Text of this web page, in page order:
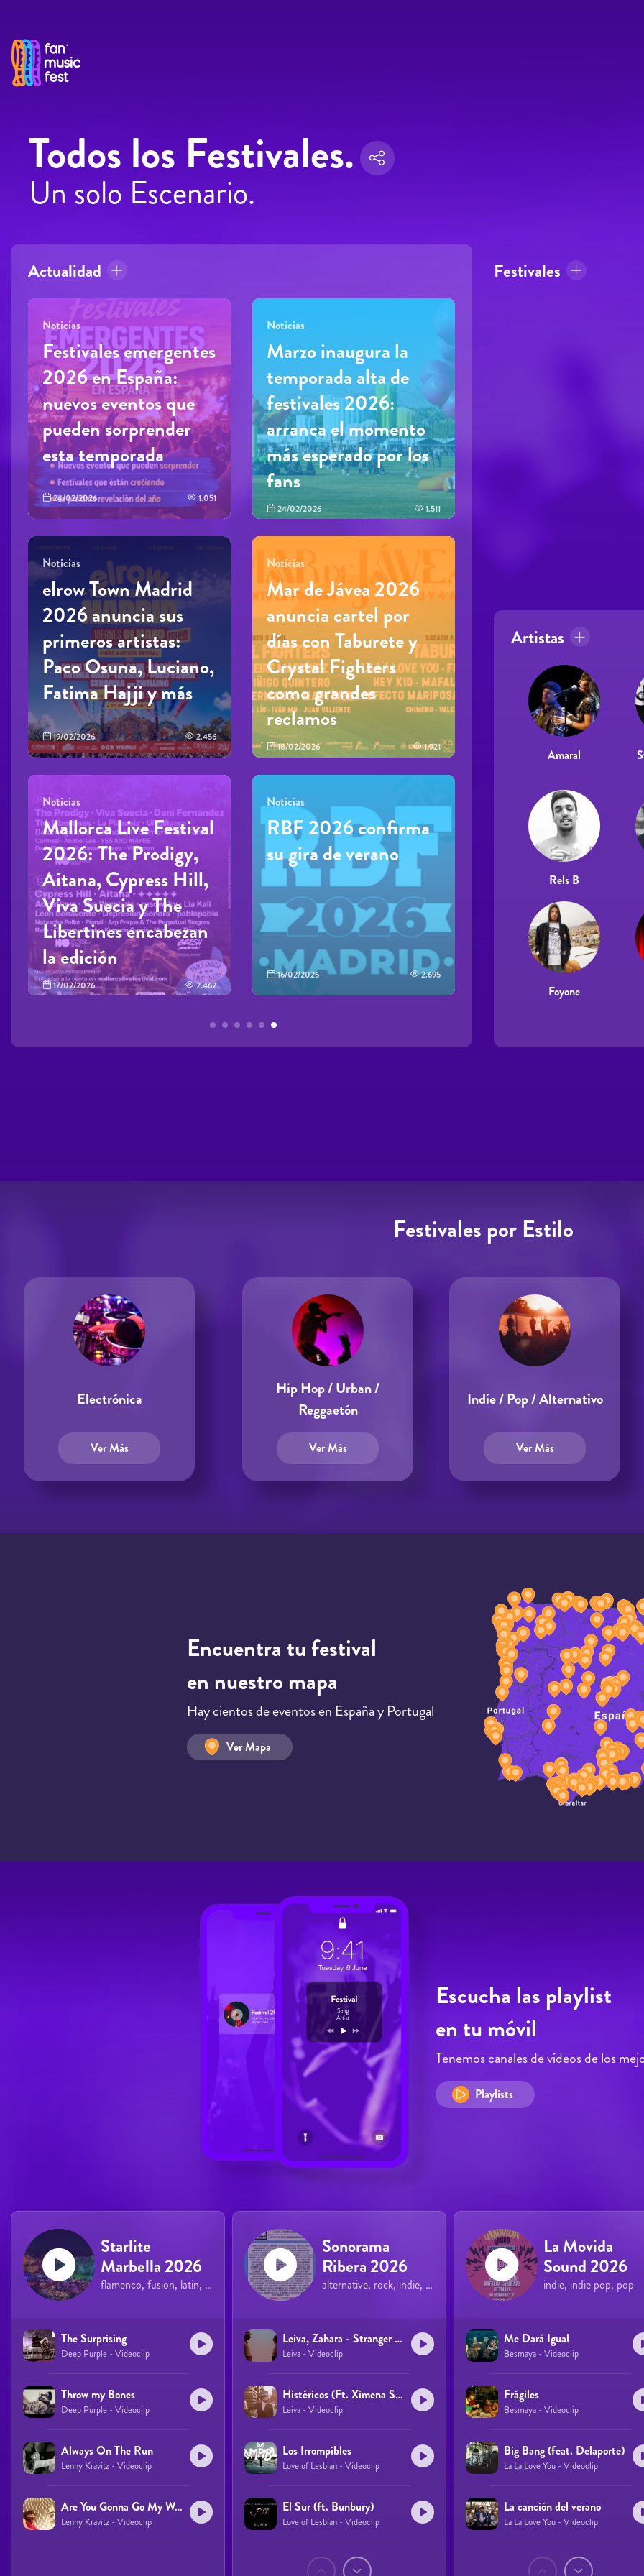
Todos los Festivales.
Un solo Escenario.
Actualidad
Noticias
Festivales emergentes
2026 en España:
nuevos eventos que
pueden sorprender
esta temporada
24/02/2026 1.051
Noticias
Marzo inaugura la
temporada alta de
festivales 2026:
arranca el momento
más esperado por los
fans
24/02/2026 1.511
Noticias
elrow Town Madrid
2026 anuncia sus
primeros artistas:
Paco Osuna, Luciano,
Fatima Hajji y más
19/02/2026 2.456
Noticias
Mar de Jávea 2026
anuncia cartel por
días con Taburete y
Crystal Fighters
como grandes
reclamos
18/02/2026 1.921
Noticias
Mallorca Live Festival
2026: The Prodigy,
Aitana, Cypress Hill,
Viva Suecia y The
Libertines encabezan
la edición
17/02/2026 2.462
Noticias
RBF 2026 confirma
su gira de verano
16/02/2026 2.695
Festivales
Artistas
Amaral
Rels B
Foyone
Festivales por Estilo
Electrónica
Ver Más
Hip Hop / Urban /
Reggaetón
Ver Más
Indie / Pop / Alternativo
Ver Más
Encuentra tu festival
en nuestro mapa
Hay cientos de eventos en España y Portugal
Ver Mapa
Escucha las playlist
en tu móvil
Tenemos canales de vídeos de los
Playlists
Starlite
Marbella 2026
flamenco, fusion, latin, pop, rock
The Surprising
Deep Purple - Videoclip
Throw my Bones
Deep Purple - Videoclip
Always On The Run
Lenny Kravitz - Videoclip
Are You Gonna Go My Way
Lenny Kravitz - Videoclip
Sonorama
Ribera 2026
alternative, rock, indie, pop
Leiva, Zahara - Stranger Things
Leiva - Videoclip
Histéricos (Ft. Ximena Sariñana)
Leiva - Videoclip
Los Irrompibles
Love of Lesbian - Videoclip
El Sur (ft. Bunbury)
Love of Lesbian - Videoclip
La Movida
Sound 2026
indie, indie pop, pop
Me Dará Igual
Besmaya - Videoclip
Frágiles
Besmaya - Videoclip
Big Bang (feat. Delaporte)
La La Love You - Videoclip
La canción del verano
La La Love You - Videoclip